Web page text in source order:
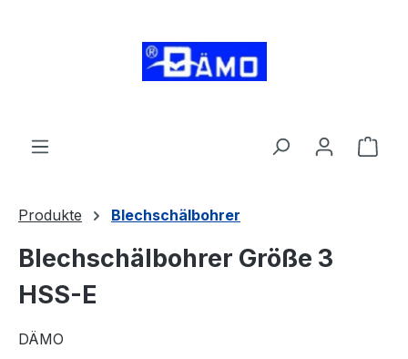
Produkte Blechschälbohrer
Blechschälbohrer Größe 3
HSS-E
DÄMO